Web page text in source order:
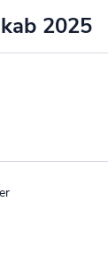
2025